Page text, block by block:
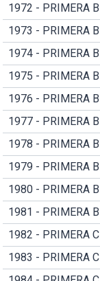
1972 - PRIMERA B
1973 - PRIMERA B
1974 - PRIMERA B
1975 - PRIMERA B
1976 - PRIMERA B
1977 - PRIMERA B
1978 - PRIMERA B
1979 - PRIMERA B
1980 - PRIMERA B
1981 - PRIMERA B
1982 - PRIMERA C
1983 - PRIMERA C